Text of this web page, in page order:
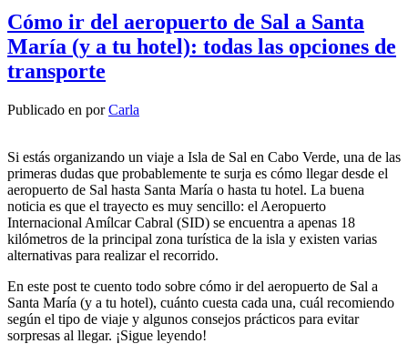
Cómo ir del aeropuerto de Sal a Santa
María (y a tu hotel): todas las opciones de
transporte
Publicado en porCarla
Si estás organizando un viaje a Isla de Sal en Cabo Verde, una de las
primeras dudas que probablemente te surja es cómo llegar desde el
aeropuerto de Sal hasta Santa María o hasta tu hotel. La buena
noticia es que el trayecto es muy sencillo: el Aeropuerto
Internacional Amílcar Cabral (SID) se encuentra a apenas 18
kilómetros de la principal zona turística de la isla y existen varias
alternativas para realizar el recorrido.
En este post te cuento todo sobre cómo ir del aeropuerto de Sal a
Santa María (y a tu hotel), cuánto cuesta cada una, cuál recomiendo
según el tipo de viaje y algunos consejos prácticos para evitar
sorpresas al llegar. ¡Sigue leyendo!